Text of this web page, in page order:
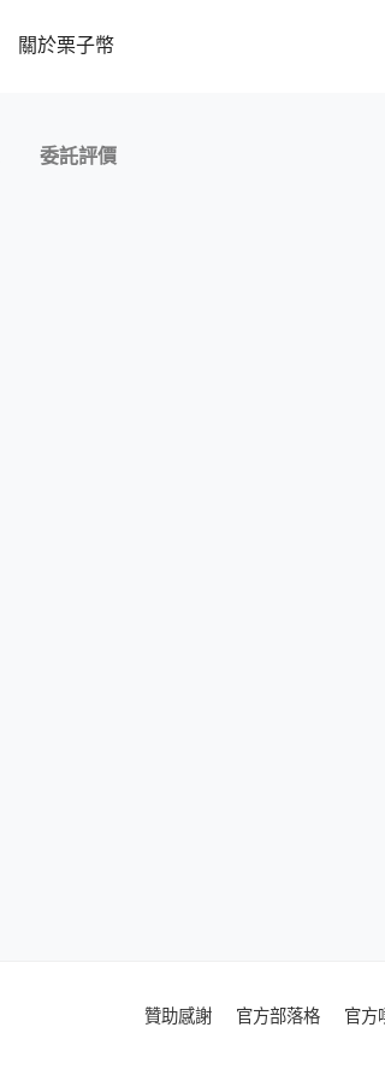
關於栗子幣
委託評價
贊助感謝 官方部落格 官方